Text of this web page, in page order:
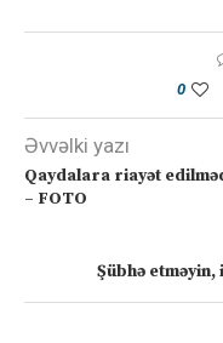
0
Əvvəlki yazı
Qaydalara riayət
– FOTO
Şübhə